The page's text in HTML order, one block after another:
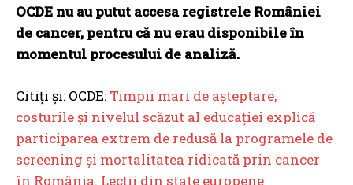
OCDE nu au putut accesa registrele României
de cancer, pentru că nu erau disponibile în
momentul procesului de analiză.
Citiți și: OCDE: Timpii mari de așteptare,
costurile și nivelul scăzut al educației explică
participarea extrem de redusă la programele de
screening și mortalitatea ridicată prin cancer
în România. Lecții din state europene